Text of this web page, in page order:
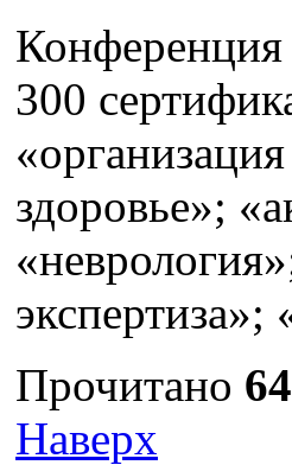
300
здоровье»;
экспертиза»;
Прочитано
Наверх